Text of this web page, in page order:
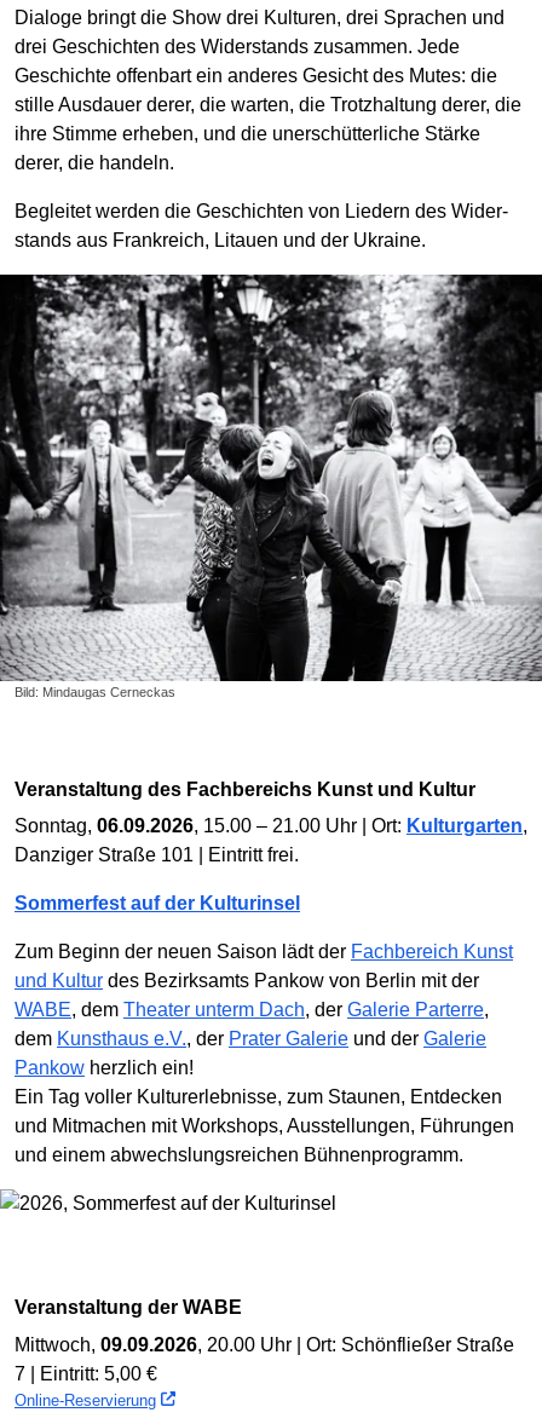
Bild: Mindaugas Cerneckas
Dialoge bringt die Show drei Kulturen, drei Sprachen und
drei Geschichten des Wider­stands zusammen. Jede
Geschichte offenbart ein anderes Gesicht des Mutes: die
stille Ausdauer derer, die warten, die Trotz­haltung derer, die
ihre Stimme erheben, und die unerschütter­liche Stärke
derer, die handeln.
Begleitet werden die Geschichten von Liedern des Wider­
stands aus Frankreich, Litauen und der Ukraine.
Veranstaltung des Fachbereichs Kunst und Kultur
Sonntag, 06.09.2026, 15.00 – 21.00 Uhr | Ort: Kulturgarten,
Danziger Straße 101 | Eintritt frei.
Sommerfest auf der Kulturinsel
Zum Beginn der neuen Saison lädt der Fachbereich Kunst
und Kultur des Bezirksamts Pankow von Berlin mit der
WABE, dem Theater unterm Dach, der Galerie Parterre,
dem Kunsthaus e.V., der Prater Galerie und der Galerie
Pankow herzlich ein!
Ein Tag voller Kulturerlebnisse, zum Staunen, Entdecken
und Mitmachen mit Workshops, Ausstellungen, Führungen
und einem abwechslungsreichen Bühnenprogramm.
Veranstaltung der WABE
Mittwoch, 09.09.2026, 20.00 Uhr | Ort: Schönfließer Straße
7 | Eintritt: 5,00 €
Online-Reservierung